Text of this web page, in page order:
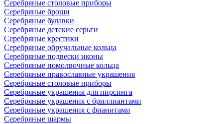
Серебряные столовые приборы
Серебряные броши
Серебряные булавки
Серебряные детские серьги
Серебряные крестики
Серебряные обручальные кольца
Серебряные подвески иконы
Серебряные помолвочные кольца
Серебряные православные украшения
Серебряные столовые приборы
Серебряные украшения для пирсинга
Серебряные украшения с бриллиантами
Серебряные украшения с фианитами
Серебряные шармы